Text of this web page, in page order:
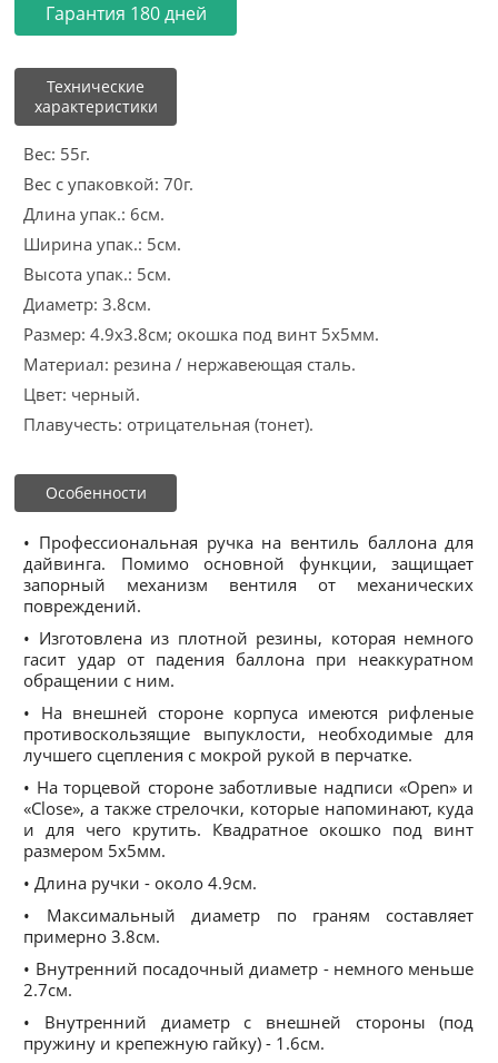
Гарантия 180 дней
Технические
характеристики
Вес: 55г.
Вес с упаковкой: 70г.
Длина упак.: 6см.
Ширина упак.: 5см.
Высота упак.: 5см.
Диаметр: 3.8см.
Размер: 4.9х3.8см; окошка под винт 5х5мм.
Материал: резина / нержавеющая сталь.
Цвет: черный.
Плавучесть: отрицательная (тонет).
Особенности
• Профессиональная ручка на вентиль баллона для
дайвинга. Помимо основной функции, защищает
запорный механизм вентиля от механических
повреждений.
• Изготовлена из плотной резины, которая немного
гасит удар от падения баллона при неаккуратном
обращении с ним.
• На внешней стороне корпуса имеются рифленые
противоскользящие выпуклости, необходимые для
лучшего сцепления с мокрой рукой в перчатке.
• На торцевой стороне заботливые надписи «Open» и
«Close», а также стрелочки, которые напоминают, куда
и для чего крутить. Квадратное окошко под винт
размером 5х5мм.
• Длина ручки - около 4.9см.
• Максимальный диаметр по граням составляет
примерно 3.8см.
• Внутренний посадочный диаметр - немного меньше
2.7см.
• Внутренний диаметр с внешней стороны (под
пружину и крепежную гайку) - 1.6см.